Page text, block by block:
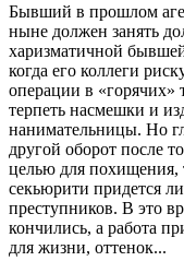
Бывший в прошлом
ныне должен занять
харизматичной
когда его коллеги
операции в
терпеть насмешки и
нанимательницы. Но
другой оборот после
целью для похищения,
секьюрити придется
преступников. В это
кончились, а работа
для жизни, оттенок...